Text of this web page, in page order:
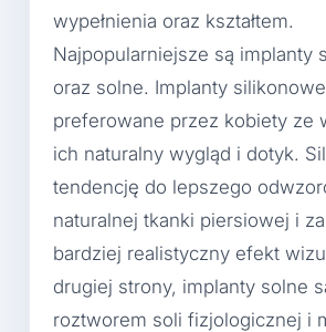
wypełnienia oraz kształtem.
Najpopularniejsze są implanty
oraz solne. Implanty
preferowane przez kobiety ze
ich naturalny wygląd i dotyk.
tendencję do lepszego
naturalnej tkanki piersiowej i
bardziej realistyczny efekt
drugiej strony, implanty solne
roztworem soli fizjologicznej i